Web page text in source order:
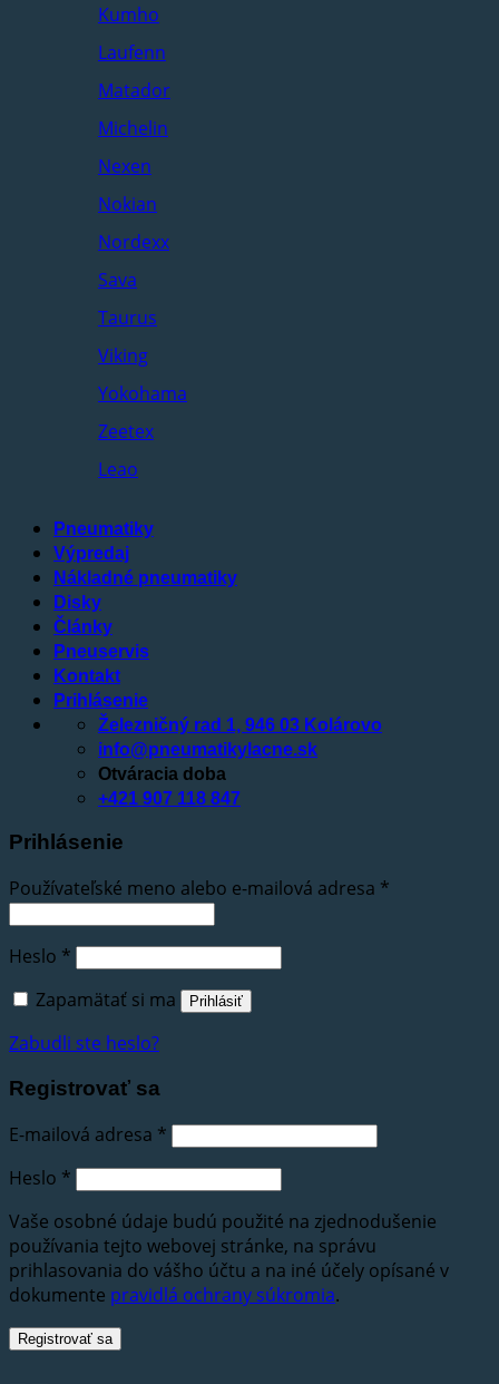
Kumho
Laufenn
Matador
Michelin
Nexen
Nokian
Nordexx
Sava
Taurus
Viking
Yokohama
Zeetex
Leao
Pneumatiky
Výpredaj
Nákladné pneumatiky
Disky
Články
Pneuservis
Kontakt
Prihlásenie
Železničný rad 1, 946 03 Kolárovo
info@pneumatikylacne.sk
Otváracia doba
+421 907 118 847
Prihlásenie
Používateľské meno alebo e-mailová adresa *
Heslo *
Zapamätať si ma
Prihlásiť
Zabudli ste heslo?
Registrovať sa
E-mailová adresa *
Heslo *
Vaše osobné údaje budú použité na zjednodušenie
používania tejto webovej stránke, na správu
prihlasovania do vášho účtu a na iné účely opísané v
dokumente pravidlá ochrany súkromia.
Registrovať sa